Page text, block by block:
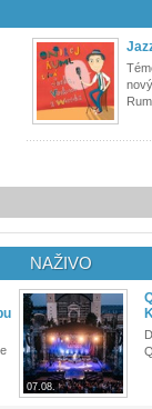
NAŽIVO
07.08.